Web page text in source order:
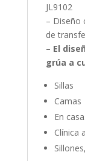
JL9102
– Diseño
de
– El
grúa a
Sillas
Camas
En casa.
Clínica